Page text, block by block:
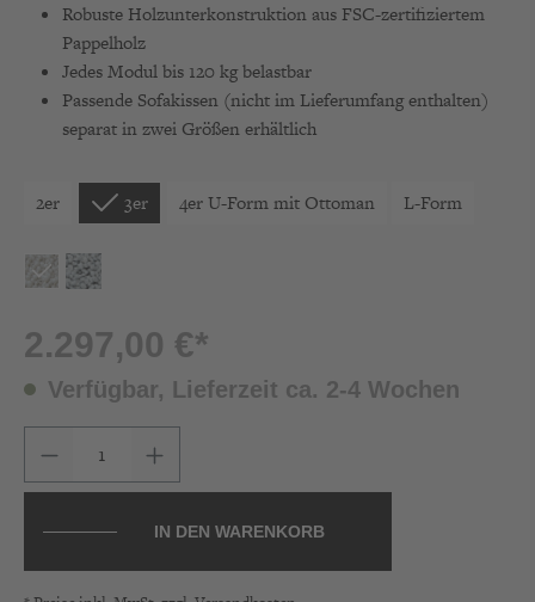
Robuste Holzunterkonstruktion aus FSC-zertifiziertem
Pappelholz
Jedes Modul bis 120 kg belastbar
Passende Sofakissen (nicht im Lieferumfang enthalten)
separat in zwei Größen erhältlich
2er 3er 4er U-Form mit Ottoman L-Form
2.297,00 €*
Verfügbar, Lieferzeit ca. 2-4 Wochen
Produkt Anzahl: Gib den gewünschten Wert
IN DEN WARENKORB